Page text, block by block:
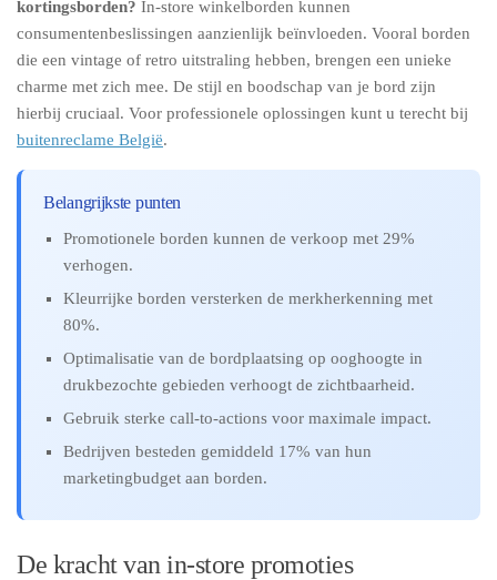
kortingsborden? In-store winkelborden kunnen
consumentenbeslissingen aanzienlijk beïnvloeden. Vooral borden
die een vintage of retro uitstraling hebben, brengen een unieke
charme met zich mee. De stijl en boodschap van je bord zijn
hierbij cruciaal. Voor professionele oplossingen kunt u terecht bij
buitenreclame België.
Belangrijkste punten
Promotionele borden kunnen de verkoop met 29%
verhogen.
Kleurrijke borden versterken de merkherkenning met
80%.
Optimalisatie van de bordplaatsing op ooghoogte in
drukbezochte gebieden verhoogt de zichtbaarheid.
Gebruik sterke call-to-actions voor maximale impact.
Bedrijven besteden gemiddeld 17% van hun
marketingbudget aan borden.
De kracht van in-store promoties